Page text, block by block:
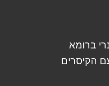
ברומא
הקיסרים